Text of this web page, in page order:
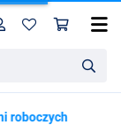
HomeProfil